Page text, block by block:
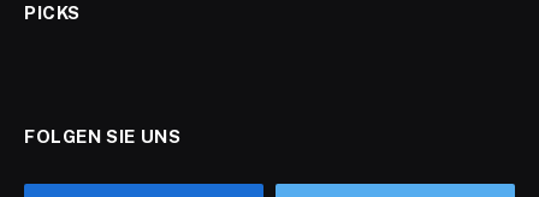
PICKS
FOLGEN SIE UNS